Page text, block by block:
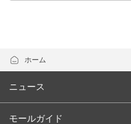
ホーム
ニュース
モールガイド